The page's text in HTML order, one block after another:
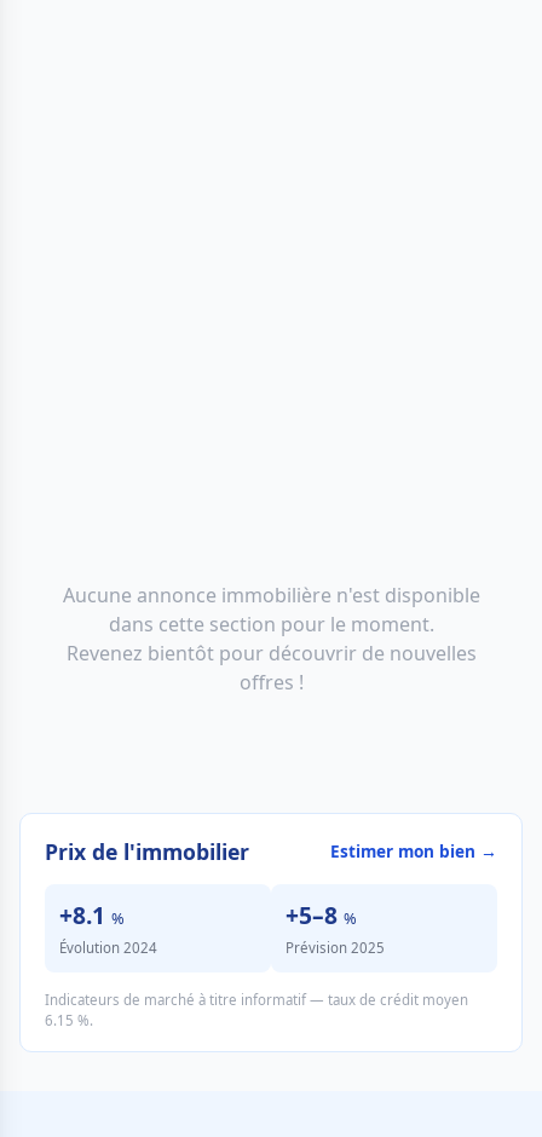
Aucune annonce immobilière n'est disponible
dans cette section pour le moment.
Revenez bientôt pour découvrir de nouvelles
offres !
Prix de l'immobilier Estimer mon bien →
+8.1 %
Évolution 2024
+5–8 %
Prévision 2025
Indicateurs de marché à titre informatif — taux de crédit moyen
6.15 %.